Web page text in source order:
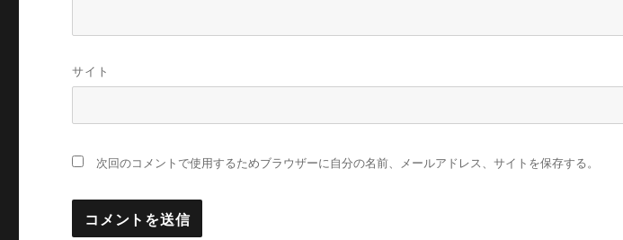
サイト
次回のコメントで使用するためブラウザーに自分の名前、メールアドレス、サイトを保存する。